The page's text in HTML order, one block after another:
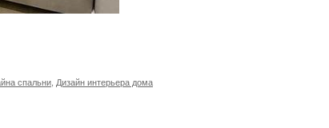
спальни Дизайн интерьера дома